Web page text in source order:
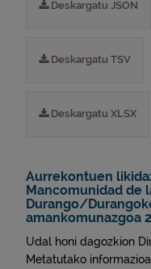
Deskargatu JSON
Deskargatu TSV
Deskargatu XLSX
Aurrekontuen
Mancomunidad de
Durango/
amankomunazgoa
Udal honi dagozkion
Metatutako